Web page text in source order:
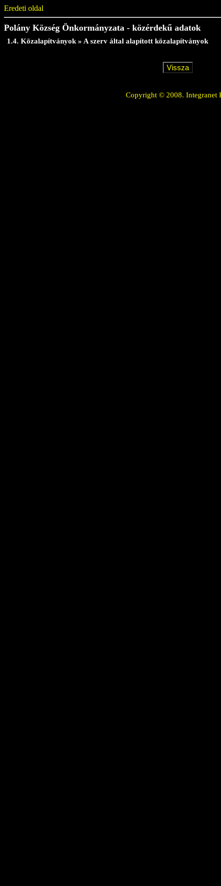
Eredeti oldal
Polány Község Önkormányzata - közérdekű adatok
1.4. Közalapítványok » A szerv által alapított közalapítványok
Copyright © 2008. Integranet